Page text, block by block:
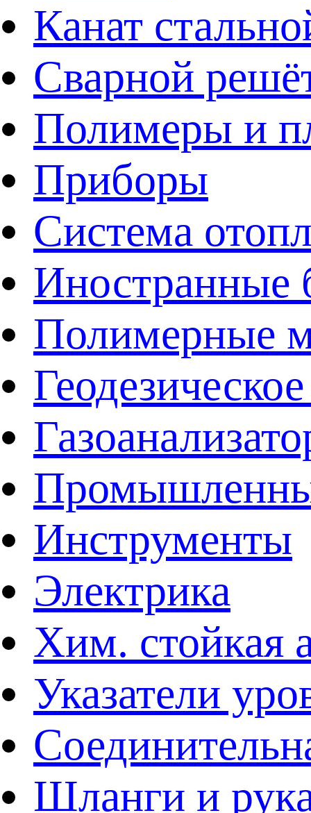
Канат
Сварной
Полимеры и
Приборы
Система
Иностранные
Полимерные
Инструменты
Электрика
Хим. стойкая
Указатели
Шланги и